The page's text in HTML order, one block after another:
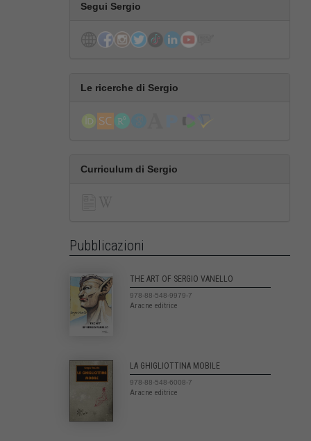
Segui Sergio
Le ricerche di Sergio
Curriculum di Sergio
Pubblicazioni
THE ART OF SERGIO VANELLO
978-88-548-9979-7
Aracne editrice
LA GHIGLIOTTINA MOBILE
978-88-548-6008-7
Aracne editrice